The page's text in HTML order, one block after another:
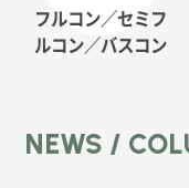
フルコン／セミフ
ルコン／バスコン
NEWS /